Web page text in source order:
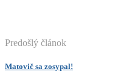
Predošlý článok
Matovič sa zosypal!